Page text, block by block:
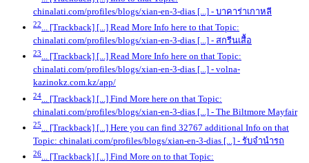
chinalati.com/profiles/blogs/xian-en-3-dias [...] - บาคาร่าเกาหลี
22
... [Trackback] [...] Read More Info here to that Topic:
chinalati.com/profiles/blogs/xian-en-3-dias [...] - สกรีนเสื้อ
23... [Trackback] [...] Read More Info here on that Topic:
chinalati.com/profiles/blogs/xian-en-3-dias [...] - volna-
kazinokz.com.kz/app/
24
... [Trackback] [...] Find More here on that Topic:
chinalati.com/profiles/blogs/xian-en-3-dias [...] - The Biltmore Mayfair
25
... [Trackback] [...] Here you can find 32767 additional Info on that
Topic: chinalati.com/profiles/blogs/xian-en-3-dias [...] - รับจำนำรถ
26... [Trackback] [...] Find More on to that Topic: